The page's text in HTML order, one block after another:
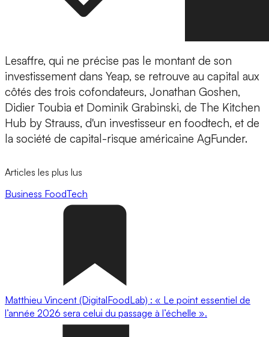
Lesaffre, qui ne précise pas le montant de son
investissement dans Yeap, se retrouve au capital aux
côtés des trois cofondateurs, Jonathan Goshen,
Didier Toubia et Dominik Grabinski, de The Kitchen
Hub by Strauss, d'un investisseur en foodtech, et de
la société de capital-risque américaine AgFunder.
Articles les plus lus
Business FoodTech
Matthieu Vincent (DigitalFoodLab) : « Le point essentiel de
l’année 2026 sera celui du passage à l’échelle ».